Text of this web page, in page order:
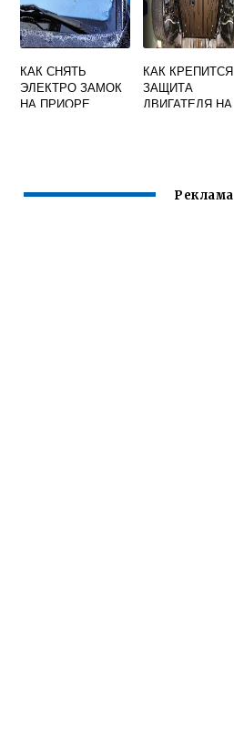
КАК СНЯТЬ
ЭЛЕКТРО ЗАМОК
НА ПРИОРЕ
КАК КРЕПИТСЯ
ЗАЩИТА
ДВИГАТЕЛЯ НА
Реклама